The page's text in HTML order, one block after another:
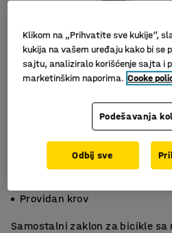
Galvanizovana čelična cev
Providan krov
Samostalni zaklon za bicikle sa
Klikom na „Prihvatite sve kukije“,
kukija na vašem uređaju kako bi se
sajtu, analiziralo korišćenje sajta i
marketinškim naporima. Cooke
Podešavanja
Odbij sve